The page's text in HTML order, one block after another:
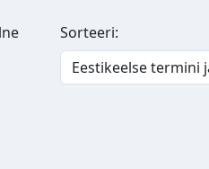
Sorteeri: